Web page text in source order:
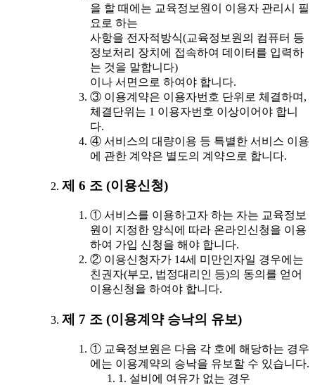
을 할 때에는 교육정보원이 이용자 관리시 필
요로 하는
사항을 전자적방식(교육정보원의 컴퓨터 등
정보처리 장치에 접속하여 데이터를 입력하
는 것을 말합니다)
이나 서면으로 하여야 합니다.
③ 이용계약은 이용자번호 단위로 체결하며,
체결단위는 1 이용자번호 이상이어야 합니
다.
④ 서비스의 대량이용 등 특별한 서비스 이용
에 관한 계약은 별도의 계약으로 합니다.
제 6 조 (이용신청)
① 서비스를 이용하고자 하는 자는 교육정보
원이 지정한 양식에 따라 온라인신청을 이용
하여 가입 신청을 해야 합니다.
② 이용신청자가 14세 미만인자일 경우에는
친권자(부모, 법정대리인 등)의 동의를 얻어
이용신청을 하여야 합니다.
제 7 조 (이용계약 승낙의 유보)
① 교육정보원은 다음 각 호에 해당하는 경우
에는 이용계약의 승낙을 유보할 수 있습니다.
1. 설비에 여유가 없는 경우